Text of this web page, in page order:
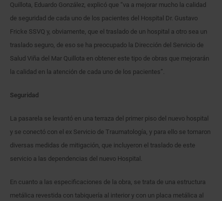
Quillota, Eduardo González, explicó que “va a mejorar mucho la calidad
de seguridad de cada uno de los pacientes del Hospital Dr. Gustavo
Fricke SSVQ y, obviamente, que el traslado de un hospital a otro sea un
traslado seguro, de eso se ha preocupado la Dirección del Servicio de
Salud Viña del Mar Quillota en obtener este tipo de obras que mejorarán
la calidad en la atención de cada uno de los pacientes”.
Seguridad
La pasarela se levantó en una terraza del primer piso del nuevo hospital
y se conectó con el ex Servicio de Traumatología, y para ello se tomaron
diversas medidas de mitigación, que incluyeron el traslado de este
servicio a las dependencias del nuevo Hospital.
En cuanto a las especificaciones de la obra, se trata de una estructura
metálica revestida con tabiquería al interior y con un placa metálica al